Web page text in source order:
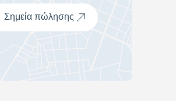
Σημεία πώλησης